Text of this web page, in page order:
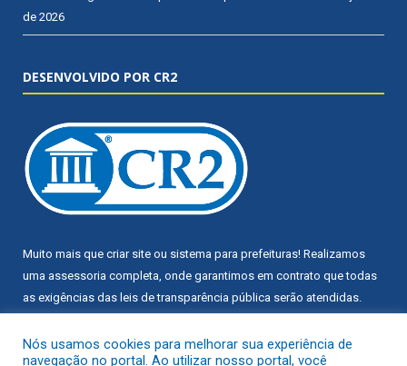
de 2026
DESENVOLVIDO POR CR2
Muito mais que criar site ou sistema para prefeituras! Realizamos
uma assessoria completa, onde garantimos em contrato que todas
as exigências das leis de transparência pública serão atendidas.
Conheça oPNTPe oRadar da Transparência Pública
Nós usamos cookies para melhorar sua experiência de
navegação no portal. Ao utilizar nosso portal, você